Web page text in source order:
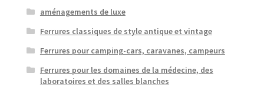
aménagements de luxe
Ferrures classiques de style antique et vintage
Ferrures pour camping-cars, caravanes, campeurs
Ferrures pour les domaines de la médecine, des
laboratoires et des salles blanches